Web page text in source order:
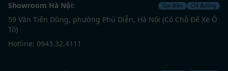
Showroom Hà Nội: Gọi điện Chỉ đường
59 Văn Tiến Dũng, phường Phú Diễn, Hà Nội (Có Chỗ Để Xe Ô
Tô)
Hotline: 0943.32.4111